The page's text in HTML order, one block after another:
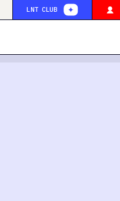
LNT CLUB